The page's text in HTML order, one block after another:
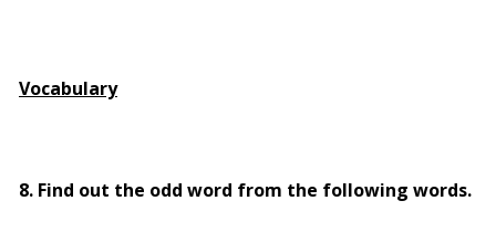
Vocabulary
8. Find out the odd word from the following words.